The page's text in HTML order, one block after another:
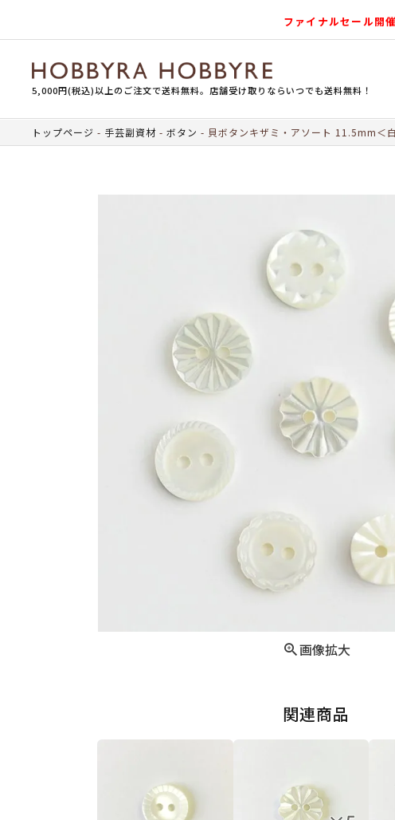
ファイナルセール開
5,000円(税込)以上のご注文で送料無料。店舗受け取りならいつでも送料無料！
トップページ 手芸副資材 ボタン 貝ボタンキザミ・アソート 11.5mm＜
画像拡大
関連商品